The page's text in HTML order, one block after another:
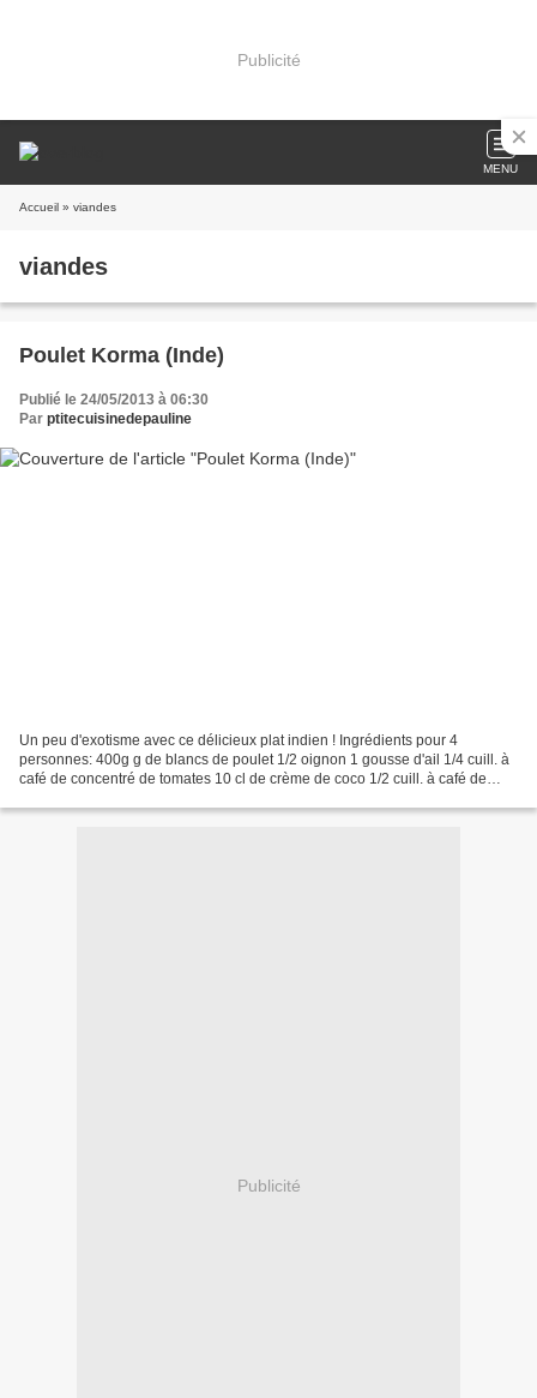
Publicité
MENU
Accueil » viandes
viandes
Poulet Korma (Inde)
Publié le 24/05/2013 à 06:30
Par ptitecuisinedepauline
Un peu d'exotisme avec ce délicieux plat indien ! Ingrédients pour 4
personnes: 400g g de blancs de poulet 1/2 oignon 1 gousse d'ail 1/4 cuill. à
café de concentré de tomates 10 cl de crème de coco 1/2 cuill. à café de
Publicité